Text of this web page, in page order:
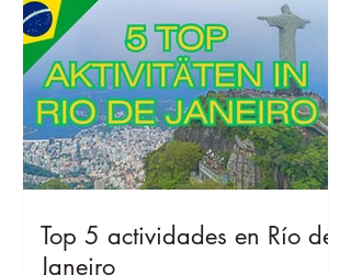
Top 5 actividades en Río de
Janeiro